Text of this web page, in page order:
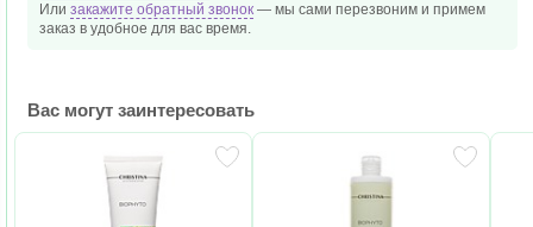
Или закажите обратный звонок — мы сами перезвоним и примем
заказ в удобное для вас время.
Вас могут заинтересовать